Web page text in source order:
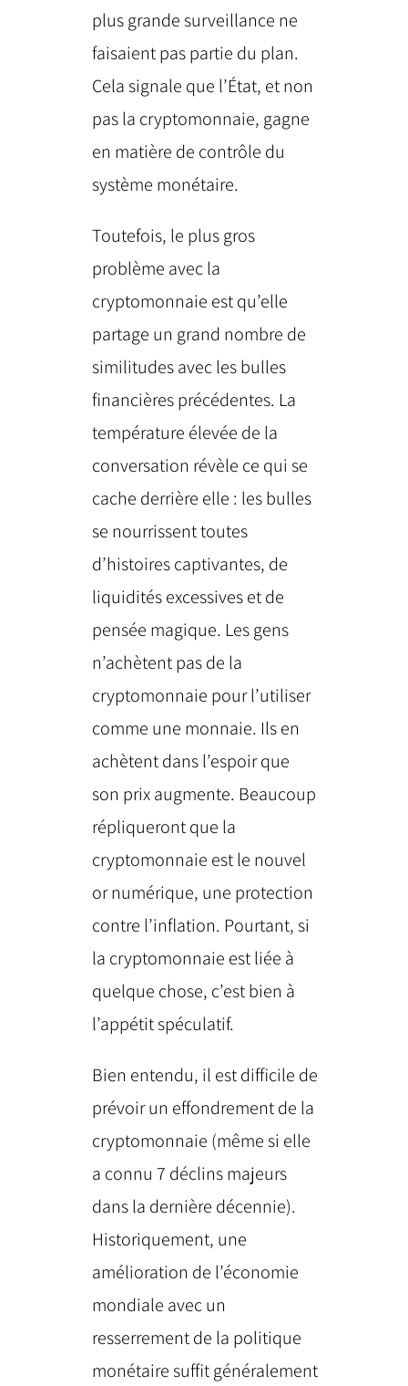
plus grande surveillance ne
faisaient pas partie du plan.
Cela signale que l’État, et non
pas la cryptomonnaie, gagne
en matière de contrôle du
système monétaire.
Toutefois, le plus gros
problème avec la
cryptomonnaie est qu’elle
partage un grand nombre de
similitudes avec les bulles
financières précédentes. La
température élevée de la
conversation révèle ce qui se
cache derrière elle : les bulles
se nourrissent toutes
d’histoires captivantes, de
liquidités excessives et de
pensée magique. Les gens
n’achètent pas de la
cryptomonnaie pour l’utiliser
comme une monnaie. Ils en
achètent dans l’espoir que
son prix augmente. Beaucoup
répliqueront que la
cryptomonnaie est le nouvel
or numérique, une protection
contre l’inflation. Pourtant, si
la cryptomonnaie est liée à
quelque chose, c’est bien à
l’appétit spéculatif.
Bien entendu, il est difficile de
prévoir un effondrement de la
cryptomonnaie (même si elle
a connu 7 déclins majeurs
dans la dernière décennie).
Historiquement, une
amélioration de l’économie
mondiale avec un
resserrement de la politique
monétaire suffit généralement